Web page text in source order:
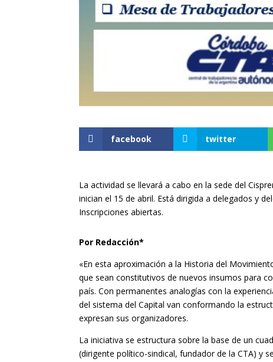
facebook twitter
La actividad se llevará a cabo en la sede del
inician el 15 de abril. Está dirigida a delegados y
Inscripciones abiertas.
Por Redacción*
«En esta aproximación a la Historia del
que sean constitutivos de nuevos insumos para
país. Con permanentes analogías con la
del sistema del Capital van conformando la
expresan sus organizadores.
La iniciativa se estructura sobre la base de un
(dirigente político-sindical, fundador de la CTA) y